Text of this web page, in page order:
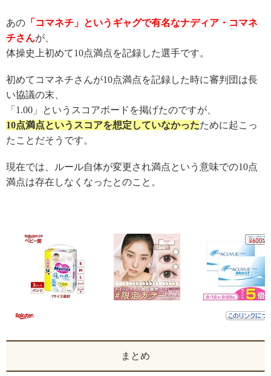
あの 「 コマネチ」 というギャグで有名なナディア・コマネ
チさんが
体操史上初めて10点満点を記録した選手です。
初めてコマネチさんが10点満点を記録した時に審判団は長
い協議の末、
「 1.00 」というスコアボードを掲げたのですが、
10点満点というスコアを想定していなかったために起こっ
たことだそうです。
現在では、ルール自体が変更され満点という意味での10点
満点は存在しなくなったとのこと。
まとめ